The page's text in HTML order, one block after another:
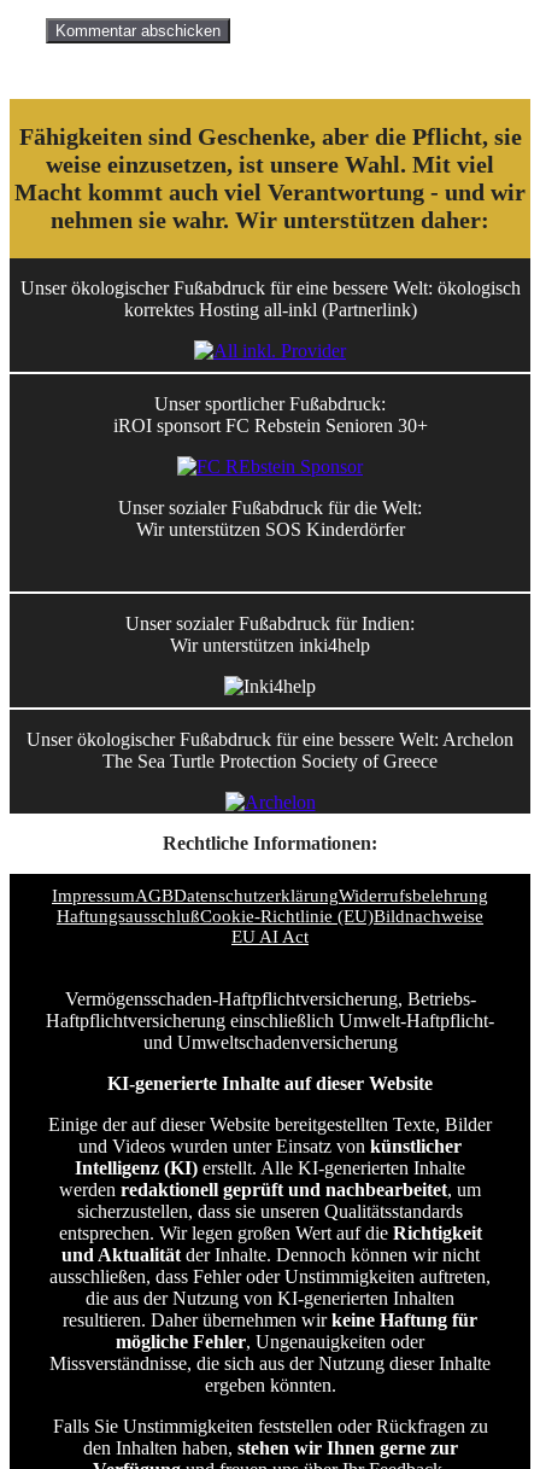
Fähigkeiten sind Geschenke, aber die Pflicht, sie
weise einzusetzen, ist unsere Wahl. Mit viel
Macht kommt auch viel Verantwortung - und wir
nehmen sie wahr. Wir unterstützen daher:
Unser ökologischer Fußabdruck für eine bessere Welt: ökologisch
korrektes Hosting all-inkl (Partnerlink)
Unser sportlicher Fußabdruck:
iROI sponsort FC Rebstein Senioren 30+
Unser sozialer Fußabdruck für die Welt:
Wir unterstützen SOS Kinderdörfer
Unser sozialer Fußabdruck für Indien:
Wir unterstützen inki4help
Unser ökologischer Fußabdruck für eine bessere Welt: Archelon
The Sea Turtle Protection Society of Greece
Rechtliche Informationen:
ImpressumAGBDatenschutzerklärungWiderrufsbelehrung
HaftungsausschlußCookie-Richtlinie (EU)Bildnachweise
EU AI Act
Vermögensschaden-Haftpflichtversicherung, Betriebs-
Haftpflichtversicherung einschließlich Umwelt-Haftpflicht-
und Umweltschadenversicherung
KI-generierte Inhalte auf dieser Website
Einige der auf dieser Website bereitgestellten Texte, Bilder
und Videos wurden unter Einsatz von künstlicher
Intelligenz (KI) erstellt. Alle KI-generierten Inhalte
werden redaktionell geprüft und nachbearbeitet, um
sicherzustellen, dass sie unseren Qualitätsstandards
entsprechen. Wir legen großen Wert auf die Richtigkeit
und Aktualitätder Inhalte. Dennoch können wir nicht
ausschließen, dass Fehler oder Unstimmigkeiten auftreten,
die aus der Nutzung von KI-generierten Inhalten
resultieren. Daher übernehmen wirkeine Haftung für
mögliche Fehler, Ungenauigkeiten oder
Missverständnisse, die sich aus der Nutzung dieser Inhalte
ergeben könnten.
Falls Sie Unstimmigkeiten feststellen oder Rückfragen zu
den Inhalten haben, stehen wir Ihnen gerne zur